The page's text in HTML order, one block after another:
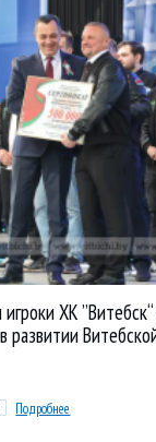
ХК
развитии
Подробнее